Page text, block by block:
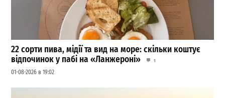
22 сорти пива, мідії та вид на море: скільки коштує
відпочинок у пабі на «Ланжероні»
1
01-08-2026 в 19:02